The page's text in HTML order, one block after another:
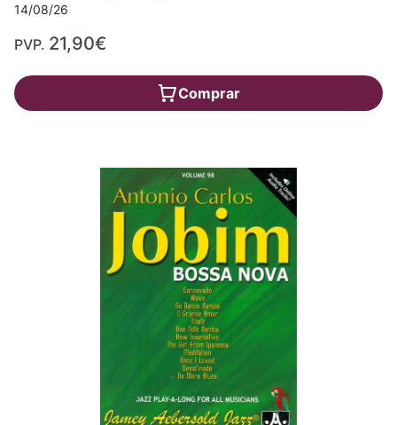
14/08/26
PVP. 21,90€
Comprar